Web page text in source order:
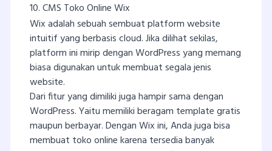
10. CMS Toko Online Wix
Wix adalah sebuah sembuat platform website
intuitif yang berbasis cloud. Jika dilihat sekilas,
platform ini mirip dengan WordPress yang memang
biasa digunakan untuk membuat segala jenis
website.
Dari fitur yang dimiliki juga hampir sama dengan
WordPress. Yaitu memiliki beragam template gratis
maupun berbayar. Dengan Wix ini, Anda juga bisa
membuat toko online karena tersedia banyak